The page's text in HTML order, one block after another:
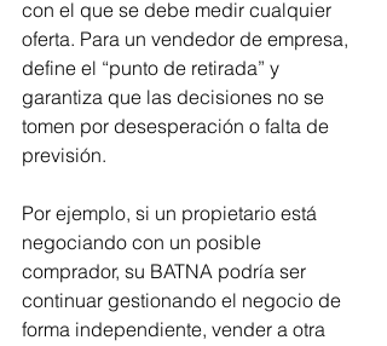
con el que se debe medir cualquier
oferta. Para un vendedor de empresa,
define el “punto de retirada” y
garantiza que las decisiones no se
tomen por desesperación o falta de
previsión.
Por ejemplo, si un propietario está
negociando con un posible
comprador, su BATNA podría ser
continuar gestionando el negocio de
forma independiente, vender a otra